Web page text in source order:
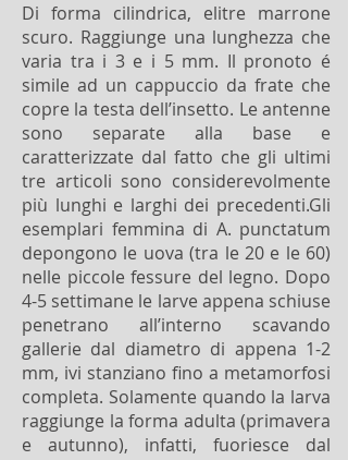
Di forma cilindrica, elitre marrone
scuro. Raggiunge una lunghezza che
varia tra i 3 e i 5 mm. Il pronoto é
simile ad un cappuccio da frate che
copre la testa dell’insetto. Le antenne
sono separate alla base e
caratterizzate dal fatto che gli ultimi
tre articoli sono considerevolmente
più lunghi e larghi dei precedenti.Gli
esemplari femmina di A. punctatum
depongono le uova (tra le 20 e le 60)
nelle piccole fessure del legno. Dopo
4-5 settimane le larve appena schiuse
penetrano all’interno scavando
gallerie dal diametro di appena 1-2
mm, ivi stanziano fino a metamorfosi
completa. Solamente quando la larva
raggiunge la forma adulta (primavera
e autunno), infatti, fuoriesce dal